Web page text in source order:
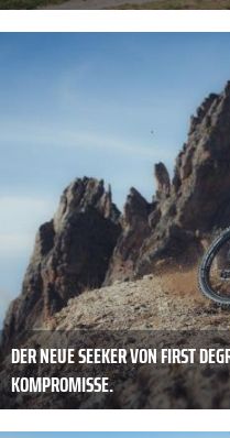
DER NEUE SEEKER VON FIRST
KOMPROMISSE.